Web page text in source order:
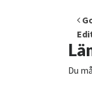
Du